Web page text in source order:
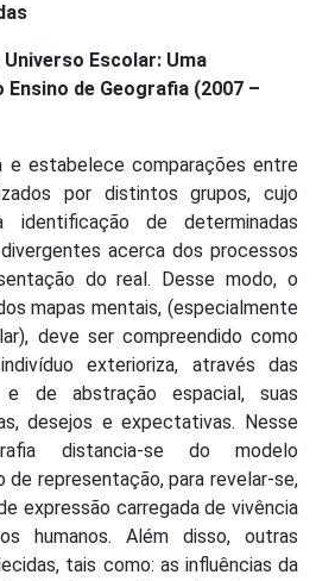
Escolar: Uma
Ensino de Geografia (2007 –
e estabelece comparações entre
por distintos grupos, cujo
identificação de determinadas
acerca dos processos
do real. Desse modo, o
mapas mentais, (especialmente
deve ser compreendido como
exterioriza, através das
e de abstração espacial, suas
desejos e expectativas. Nesse
distancia-se do modelo
representação, para revelar-se,
expressão carregada de vivência
humanos. Além disso, outras
tais como: as influências da